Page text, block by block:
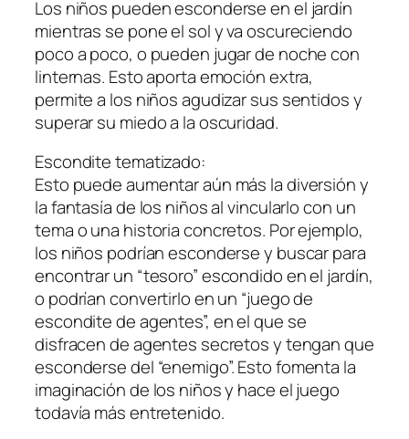
Los niños pueden esconderse en el jardín
mientras se pone el sol y va oscureciendo
poco a poco, o pueden jugar de noche con
linternas. Esto aporta emoción extra,
permite a los niños agudizar sus sentidos y
superar su miedo a la oscuridad.
Escondite tematizado:
Esto puede aumentar aún más la diversión y
la fantasía de los niños al vincularlo con un
tema o una historia concretos. Por ejemplo,
los niños podrían esconderse y buscar para
encontrar un “tesoro” escondido en el jardín,
o podrían convertirlo en un “juego de
escondite de agentes”, en el que se
disfracen de agentes secretos y tengan que
esconderse del “enemigo”. Esto fomenta la
imaginación de los niños y hace el juego
todavía más entretenido.